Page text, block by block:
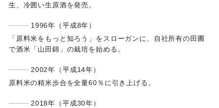
生、冷囲い生原酒を発売。
1996年（平成8年）
「原料米をもっと知ろう」をスローガンに、自社所有の田圃
で酒米「山田錦」の栽培を始める。
2002年（平成14年）
原料米の精米歩合を全量60％に引き上げる。
2018年（平成30年）